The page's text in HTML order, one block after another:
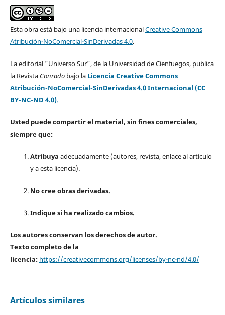
Esta obra está bajo una licencia internacionalCreative Commons
Atribución-NoComercial-SinDerivadas 4.0.
La editorial "Universo Sur", de la Universidad de Cienfuegos, publica
la Revista Conradobajo la Licencia Creative Commons
Atribución-NoComercial-SinDerivadas 4.0 Internacional (CC
BY-NC-ND 4.0).
Usted puede compartir el material, sin fines comerciales,
siempre que:
Atribuya adecuadamente (autores, revista, enlace al artículo
y a esta licencia).
No cree obras derivadas.
Indique si ha realizado cambios.
Los autores conservan los derechos de autor.
Texto completo de la
licencia: https://creativecommons.org/licenses/by-nc-nd/4.0/
Artículos similares